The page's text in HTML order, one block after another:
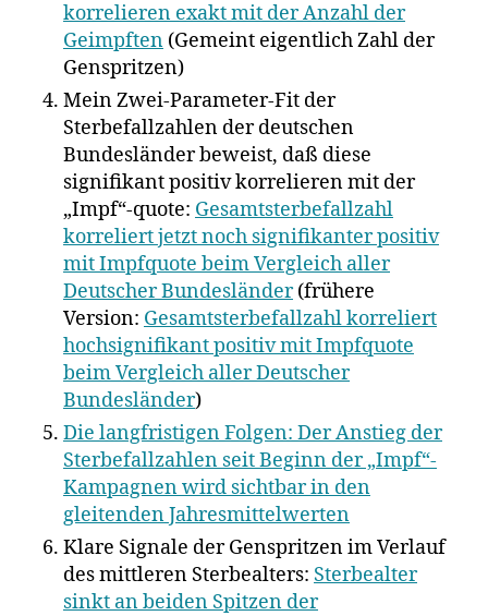
korrelieren exakt mit der Anzahl der
Geimpften (Gemeint eigentlich Zahl der
Genspritzen)
Mein Zwei-Parameter-Fit der
Sterbefallzahlen der deutschen
Bundesländer beweist, daß diese
signifikant positiv korrelieren mit der
„Impf“-quote: Gesamtsterbefallzahl
korreliert jetzt noch signifikanter positiv
mit Impfquote beim Vergleich aller
Deutscher Bundesländer(frühere
Version: Gesamtsterbefallzahl korreliert
hochsignifikant positiv mit Impfquote
beim Vergleich aller Deutscher
Bundesländer)
Die langfristigen Folgen: Der Anstieg der
Sterbefallzahlen seit Beginn der „Impf“-
Kampagnen wird sichtbar in den
gleitenden Jahresmittelwerten
Klare Signale der Genspritzen im Verlauf
des mittleren Sterbealters: Sterbealter
sinkt an beiden Spitzen der